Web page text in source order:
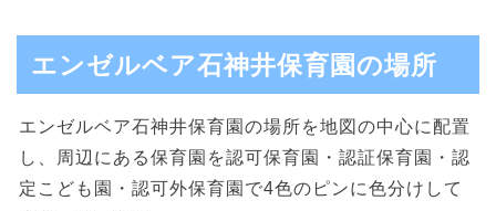
エンゼルベア石神井保育園の場所
エンゼルベア石神井保育園の場所を地図の中心に配置
し、周辺にある保育園を認可保育園・認証保育園・認
定こども園・認可外保育園で4色のピンに色分けして